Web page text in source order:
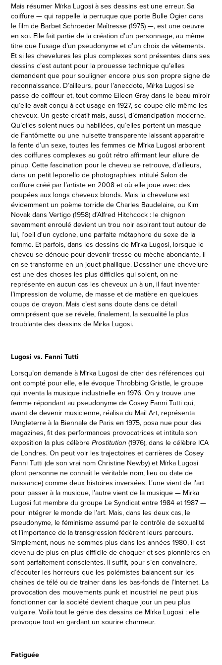
Mais résumer Mïrka Lugosi à ses dessins est une erreur. Sa
coiffure — qui rappelle la perruque que porte Bulle Ogier dans
le film de Barbet Schroeder Maîtresse (1975) —, est une oeuvre
en soi. Elle fait partie de la création d’un personnage, au même
titre que l’usage d’un pseudonyme et d’un choix de vêtements.
Et si les chevelures les plus complexes sont présentes dans ses
dessins c’est autant pour la prouesse technique qu’elles
demandent que pour souligner encore plus son propre signe de
reconnaissance. D’ailleurs, pour l’anecdote, Mïrka Lugosi se
passe de coiffeur et, tout comme Eileen Gray dans le beau miroir
qu’elle avait conçu à cet usage en 1927, se coupe elle même les
cheveux. Un geste créatif mais, aussi, d’émancipation moderne.
Qu’elles soient nues ou habillées, qu’elles portent un masque
de Fantômette ou une nuisette transparente laissant apparaître
la fente d’un sexe, toutes les femmes de Mïrka Lugosi arborent
des coiffures complexes au goût rétro affirmant leur allure de
pinup. Cette fascination pour le cheveu se retrouve, d’ailleurs,
dans un petit leporello de photographies intitulé Salon de
coiffure créé par l’artiste en 2008 et où elle joue avec des
poupées aux longs cheveux blonds. Mais la chevelure est
évidemment un poème torride de Charles Baudelaire, ou Kim
Novak dans Vertigo (1958) d’Alfred Hitchcock : le chignon
savamment enroulé devient un trou noir aspirant tout autour de
lui, l’oeil d'un cyclone, une parfaite métaphore du sexe de la
femme. Et parfois, dans les dessins de Mïrka Lugosi, lorsque le
cheveu se dénoue pour devenir tresse ou mèche abondante, il
en se transforme en un jouet phallique. Dessiner une chevelure
est une des choses les plus difficiles qui soient, on ne
représente en aucun cas les cheveux un à un, il faut inventer
l’impression de volume, de masse et de matière en quelques
coups de crayon. Mais c’est sans doute dans ce détail
omniprésent que se révèle, finalement, la sexualité la plus
troublante des dessins de Mïrka Lugosi.
Lugosi vs. Fanni Tutti
Lorsqu’on demande à Mïrka Lugosi de citer des références qui
ont compté pour elle, elle évoque Throbbing Gristle, le groupe
qui inventa la musique industrielle en 1976. On y trouve une
femme répondant au pseudonyme de Cosey Fanni Tutti qui,
avant de devenir musicienne, réalisa du Mail Art, représenta
l’Angleterre à la Biennale de Paris en 1975, posa nue pour des
magazines, fit des performances provocatrices et intitula son
exposition la plus célèbreProstitution (1976), dans le célèbre ICA
de Londres. On peut voir les trajectoires et carrières de Cosey
Fanni Tutti (de son vrai nom Christine Newby) et Mïrka Lugosi
(dont personne ne connaît le véritable nom, lieu ou date de
naissance) comme deux histoires inversées. L’une vient de l’art
pour passer à la musique, l’autre vient de la musique — Mïrka
Lugosi fut membre du groupe Le Syndicat entre 1984 et 1987 —
pour intégrer le monde de l’art. Mais, dans les deux cas, le
pseudonyme, le féminisme assumé par le contrôle de sexualité
et l’importance de la transgression fédèrent leurs parcours.
Simplement, nous ne sommes plus dans les années 1980, il est
devenu de plus en plus difficile de choquer et ses pionnières en
sont parfaitement conscientes. Il suffit, pour s’en convaincre,
d’écouter les horreurs que les polémistes balancent sur les
chaînes de télé ou de trainer dans les bas-fonds de l’Internet. La
provocation des mouvements punk et industriel ne peut plus
fonctionner car la société devient chaque jour un peu plus
vulgaire. Voilà tout le génie des dessins de Mïrka Lugosi : elle
provoque tout en gardant un sourire charmeur.
Fatiguée